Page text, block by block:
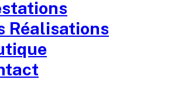
Réalisations